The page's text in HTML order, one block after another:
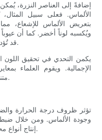
إضافةً إلى العناصر النزرة،
الألماس. فعلى سبيل المثال،
بتعريض الألماس للإشعاع،
ويُكسبه لوناً أخضر. كما أن
قد تُؤدي إلى ظهور الألماس الوردي أو الأحمر.
يكمن التحدي في تحقيق اللون
الإجمالية. ويقوم العلماء
متناهية لإنتاج ألماس نابض بالحياة وشفاف.
تؤثر ظروف درجة الحرارة
وجودة الألماس. ومن خلال ضبط
إنتاج أنواع محددة من الألماس الملون حسب الطلب.